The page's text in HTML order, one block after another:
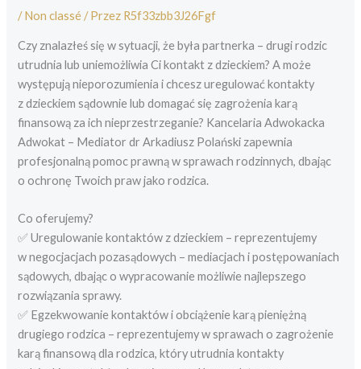
/Non classé / Przez R5f33zbb3J26Fgf
Czy znalazłeś się w sytuacji, że była partnerka – drugi rodzic
utrudnia lub uniemożliwia Ci kontakt z dzieckiem? A może
występują nieporozumienia i chcesz uregulować kontakty
z dzieckiem sądownie lub domagać się zagrożenia karą
finansową za ich nieprzestrzeganie? Kancelaria Adwokacka
Adwokat – Mediator dr Arkadiusz Polański zapewnia
profesjonalną pomoc prawną w sprawach rodzinnych, dbając
o ochronę Twoich praw jako rodzica.
Co oferujemy?
✅ Uregulowanie kontaktów z dzieckiem – reprezentujemy
w negocjacjach pozasądowych – mediacjach i postępowaniach
sądowych, dbając o wypracowanie możliwie najlepszego
rozwiązania sprawy.
✅ Egzekwowanie kontaktów i obciążenie karą pieniężną
drugiego rodzica – reprezentujemy w sprawach o zagrożenie
karą finansową dla rodzica, który utrudnia kontakty